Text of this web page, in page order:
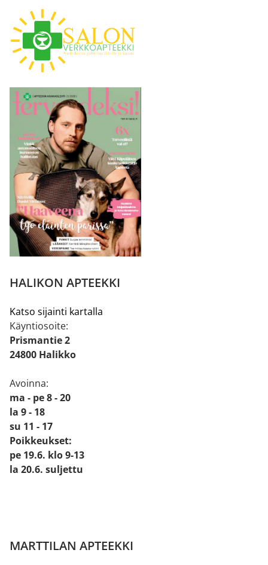
HALIKON APTEEKKI
Katso sijainti kartalla
Käyntiosoite:
Prismantie 2
24800 Halikko
Avoinna:
ma - pe 8 - 20
la 9 - 18
su 11 - 17
Poikkeukset:
pe 19.6. klo 9-13
la 20.6. suljettu
MARTTILAN APTEEKKI